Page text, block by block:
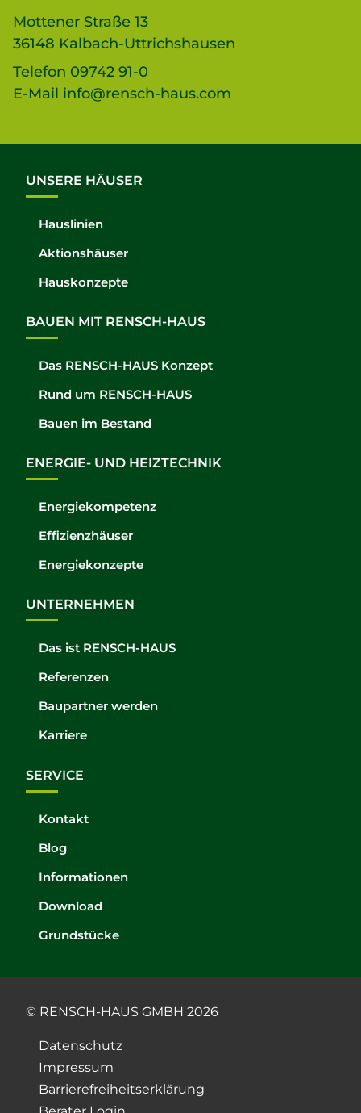
Mottener Straße 13
36148 Kalbach-Uttrichshausen
Telefon 09742 91-0
E-Mail info@rensch-haus.com
UNSERE HÄUSER
Hauslinien
Aktionshäuser
Hauskonzepte
BAUEN MIT RENSCH-HAUS
Das RENSCH-HAUS Konzept
Rund um RENSCH-HAUS
Bauen im Bestand
ENERGIE- UND HEIZTECHNIK
Energiekompetenz
Effizienzhäuser
Energiekonzepte
UNTERNEHMEN
Das ist RENSCH-HAUS
Referenzen
Baupartner werden
Karriere
SERVICE
Kontakt
Blog
Informationen
Download
Grundstücke
© RENSCH-HAUS GMBH 2026
Datenschutz
Impressum
Barrierefreiheitserklärung